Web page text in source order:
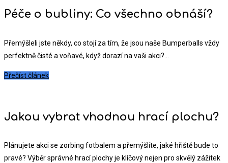
Péče o bubliny: Co všechno obnáší?
Přemýšleli jste někdy, co stojí za tím, že jsou naše Bumperballs vždy
perfektně čisté a voňavé, když dorazí na vaši akci?...
Přečíst článek
Jakou vybrat vhodnou hrací plochu?
Plánujete akci se zorbing fotbalem a přemýšlíte, jaké hřiště bude to
pravé? Výběr správné hrací plochy je klíčový nejen pro skvělý zážitek